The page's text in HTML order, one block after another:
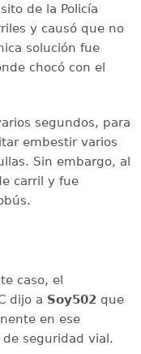
de la Policía
y causó que no
solución fue
chocó con el
segundos, para
embestir varios
Sin embargo, al
carril y fue
caso, el
dijo a Soy502que
en ese
seguridad vial.